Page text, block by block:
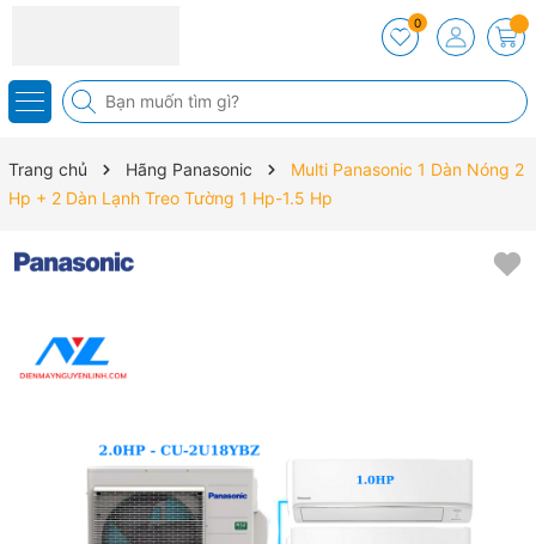
0
Trang chủ Hãng Panasonic
Multi Panasonic 1 Dàn Nóng 2
Hp + 2 Dàn Lạnh Treo Tường 1 Hp-1.5 Hp